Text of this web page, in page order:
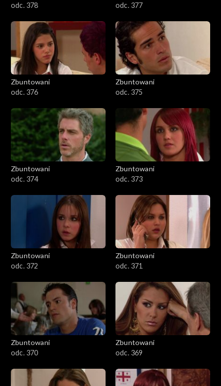
odc. 378
odc. 377
Zbuntowani
odc. 376
Zbuntowani
odc. 375
Zbuntowani
odc. 374
Zbuntowani
odc. 373
Zbuntowani
odc. 372
Zbuntowani
odc. 371
Zbuntowani
odc. 370
Zbuntowani
odc. 369